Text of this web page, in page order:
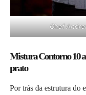
Chef
Mistura Contorno 10
prato
Por trás da estrutura do